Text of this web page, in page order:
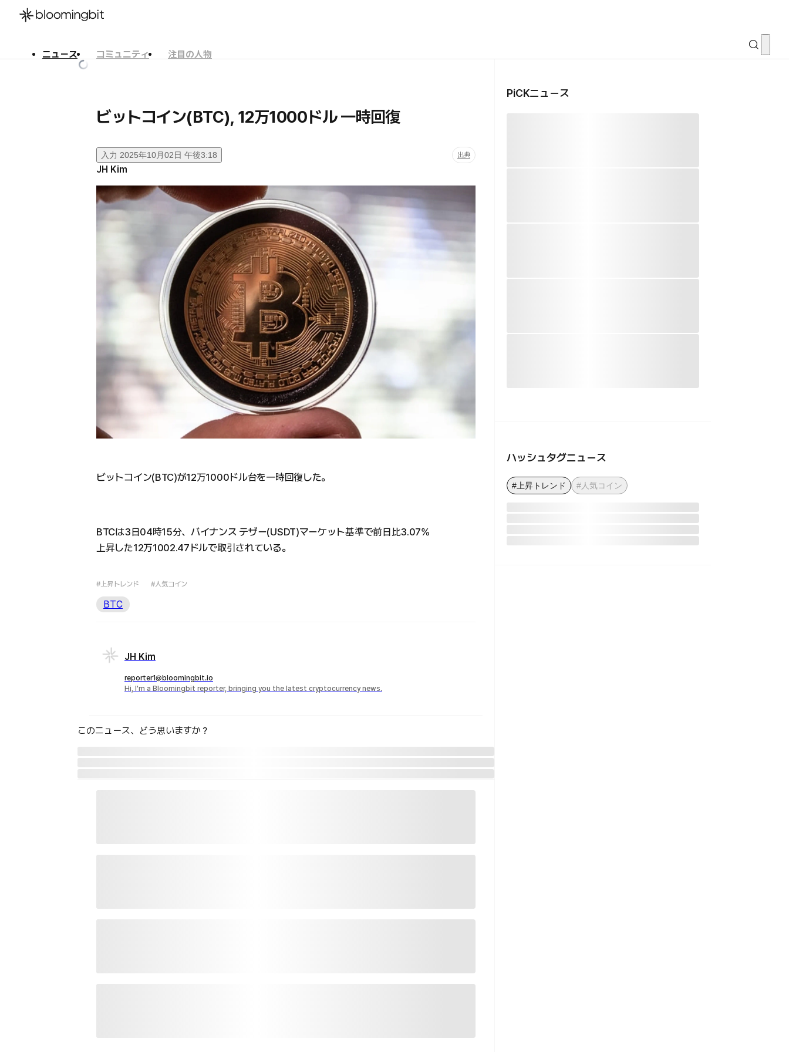
ニュース コミュニティ
注目の人物
ビットコイン(BTC), 12万1000ドル 一時回復
入力 2025年10月02日 午後3:18 出典
JH Kim
ビットコイン(BTC)が12万1000ドル台を一時回復した。
BTCは3日04時15分、バイナンス テザー(USDT)マーケット基準で前日比3.07%
上昇した12万1002.47ドルで取引されている。
#上昇トレンド #人気コイン
BTC
JH Kim
reporter1@bloomingbit.io
Hi, I'm a Bloomingbit reporter, bringing you the latest cryptocurrency news.
このニュース、どう思いますか？
PiCKニュース
ハッシュタグニュース
#上昇トレンド #人気コイン